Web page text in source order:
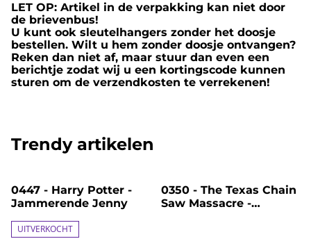
LET OP: Artikel in de verpakking kan niet door
de brievenbus!
U kunt ook sleutelhangers zonder het doosje
bestellen. Wilt u hem zonder doosje ontvangen?
Reken dan niet af, maar stuur dan even een
berichtje zodat wij u een kortingscode kunnen
sturen om de verzendkosten te verrekenen!
Trendy artikelen
%
0447 - Harry Potter -
Jammerende Jenny
UITVERKOCHT
%
0350 - The Texas Chain
Saw Massacre -